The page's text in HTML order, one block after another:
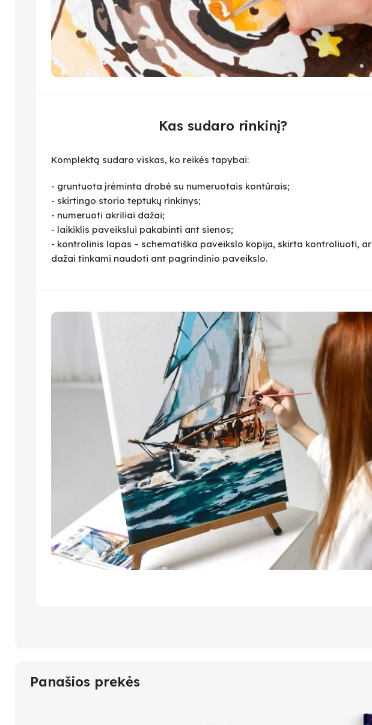
Kas sudaro rinkinį?
Komplektą sudaro viskas, ko reikės tapybai:
- gruntuota įrėminta drobė su numeruotais kontūrais;
- skirtingo storio teptukų rinkinys;
- numeruoti akriliai dažai;
- laikiklis paveikslui pakabinti ant sienos;
- kontrolinis lapas – schematiška paveikslo kopija, skirta kontroliuoti, ar
dažai tinkami naudoti ant pagrindinio paveikslo.
Panašios prekės